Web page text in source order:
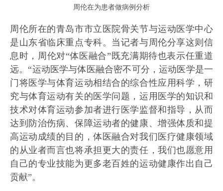
周伦在为患者做病例分析
周伦所在的青岛市市立医院骨关节与运动医学中心
是山东省临床重点专科。当记者与周伦分享这则信
息时，周伦对“体医融合”既充满期待也表示任重道
远。“运动医学与体医融合密不可分，运动医学是一
门将医学与体育运动相结合的综合性应用科学，研
究与体育运动有关的医学问题，运用医学的知识和
技术对体育运动参加者进行医学监督和指导，从而
达到防治伤病、保障运动者的健康、增强体质和提
高运动成绩的目的，体医融合对我们医疗健康领域
的从业者而言也将承担更大的责任，我们也愿意用
自己的专业技能为更多老百姓的运动健康作出自己
贡献”。